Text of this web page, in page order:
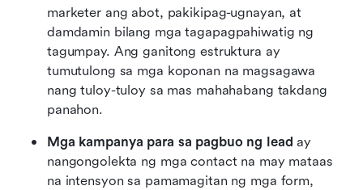
marketer ang abot, pakikipag-ugnayan, at
damdamin bilang mga tagapagpahiwatig ng
tagumpay. Ang ganitong estruktura ay
tumutulong sa mga koponan na magsagawa
nang tuloy-tuloy sa mas mahahabang takdang
panahon.
Mga kampanya para sa pagbuo ng lead ay
nangongolekta ng mga contact na may mataas
na intensyon sa pamamagitan ng mga form,